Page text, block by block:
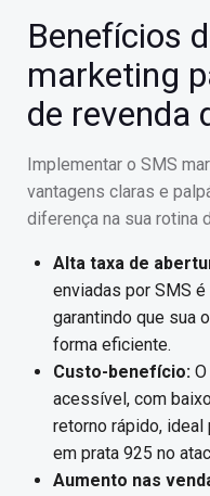
Benefícios
marketing
de revenda
Implementar o SMS
vantagens claras e
diferença na sua rotina
Alta taxa de
enviadas por SMS
garantindo que sua
forma eficiente.
Custo-benefício:
acessível, com
retorno rápido,
em prata 925 no
Aumento nas